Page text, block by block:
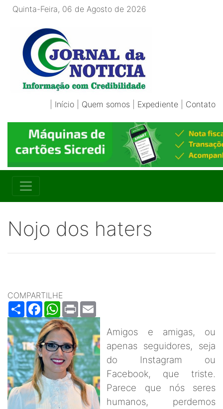
Quinta-Feira, 06 de Agosto de 2026
Início Quem somos Expediente Contato
Nojo dos haters
COMPARTILHE
ShareFacebookWhatsApp
Print
Amigos e amigas, ou
apenas seguidores, seja
do Instagram ou
Facebook, que triste.
Parece que nós seres
humanos, perdemos